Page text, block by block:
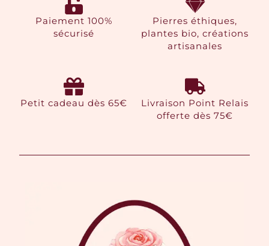
Paiement 100%
sécurisé
Pierres éthiques,
plantes bio, créations
artisanales
Petit cadeau dès 65€
Livraison Point Relais
offerte dès 75€